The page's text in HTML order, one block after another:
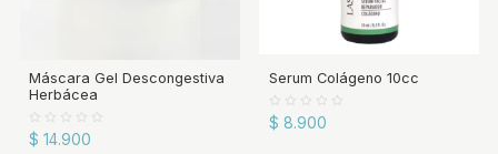
Máscara Gel Descongestiva
Herbácea
$ 14.900
Serum Colágeno 10cc
$ 8.900